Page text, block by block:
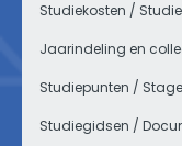
Studiekosten /
Jaarindeling en
Studiepunten / Stage
Studiegidsen /